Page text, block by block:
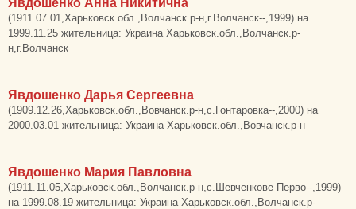
Явдошенко Анна Никитична
(1911.07.01,Харьковск.обл.,Волчанск.р-н,г.Волчанск--,1999) на
1999.11.25 жительница: Украина Харьковск.обл.,Волчанск.р-
н,г.Волчанск
Явдошенко Дарья Сергеевна
(1909.12.26,Харьковск.обл.,Вовчанск.р-н,с.Гонтаровка--,2000) на
2000.03.01 жительница: Украина Харьковск.обл.,Вовчанск.р-н
Явдошенко Мария Павловна
(1911.11.05,Харьковск.обл.,Волчанск.р-н,с.Шевченкове Перво--,1999)
на 1999.08.19 жительница: Украина Харьковск.обл.,Волчанск.р-